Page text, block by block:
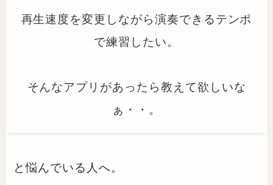
再生速度を変更しながら演奏できるテンポ
で練習したい。
そんなアプリがあったら教えて欲しいな
ぁ・・。
と悩んでいる人へ。